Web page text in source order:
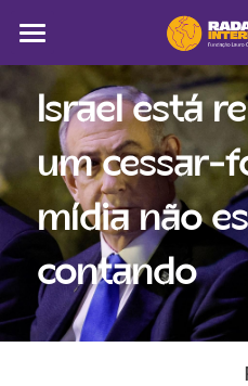
Sobre
Colunistas
América Latina
Notícias
Artigos
Pega a visão
Israel está
um cessar-
mídia não
contando